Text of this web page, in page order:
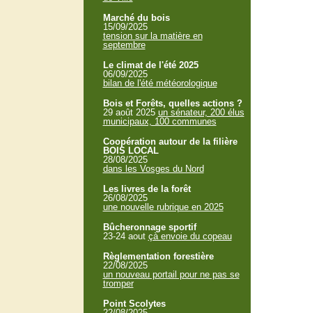
Marché du bois
15/09/2025
tension sur la matière en
septembre
Le climat de l'été 2025
06/09/2025
bilan de l'été météorologique
Bois et Forêts, quelles actions ?
29 août 2025 un sénateur, 200 élus
municipaux, 100 communes
Coopération autour de la filière
BOIS LOCAL
28/08/2025
dans les Vosges du Nord
Les livres de la forêt
26/08/2025
une nouvelle rubrique en 2025
Bûcheronnage sportif
23-24 aout çà envoie du copeau
Règlementation forestière
22/08/2025
un nouveau portail pour ne pas se
tromper
Point Scolytes